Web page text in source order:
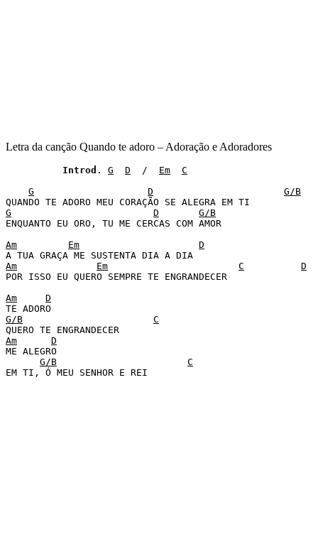
Letra da canção Quando te adoro – Adoração e Adoradores
Introd . G D
  /
Em
C
G
D
G/B
G
D
G/B
ENQUANTO EU ORO, TU ME CERCAS COM AMOR
Am
Em
D
Am
Em C
D
POR ISSO EU QUERO SEMPRE TE ENGRANDECER
Am
D
G/B
C
Am
D
ME ALEGRO
G/B
C
EM TI, Ó MEU SENHOR E REI